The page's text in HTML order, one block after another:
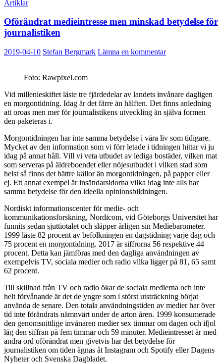
Artiklar
Oförändrat medieintresse men minskad betydelse för
journalistiken
2019-04-10 Stefan Bergmark Lämna en kommentar
Foto: Rawpixel.com
Vid millenieskiftet läste tre fjärdedelar av landets invånare dagligen
en morgontidning. Idag är det färre än hälften. Det finns anledning
att oroas men mer för journalistikens utveckling än själva formen
den paketeras i.
Morgontidningen har inte samma betydelse i våra liv som tidigare.
Mycket av den information som vi förr letade i tidningen hittar vi ju
idag på annat håll. Vill vi veta utbudet av lediga bostäder, vilken mat
som serveras på äldreboendet eller nöjesutbudet i vilken stad som
helst så finns det bättre källor än morgontidningen, på papper eller
ej. Ett annat exempel är insändarsidorna vilka idag inte alls har
samma betydelse för den ideella opinionsbildningen.
Nordiskt informationscenter för medie- och
kommunikationsforskning, Nordicom, vid Göteborgs Universitet har
funnits sedan sjuttiotalet och släpper årligen sin Mediebarometer.
1999 läste 82 procent av befolkningen en dagstidning varje dag och
75 procent en morgontidning. 2017 är siffrorna 56 respektive 44
procent. Detta kan jämföras med den dagliga användningen av
exempelvis TV, sociala medier och radio vilka ligger på 81, 65 samt
62 procent.
Till skillnad från TV och radio ökar de sociala medierna och inte
helt förvånande är det de yngre som i störst utsträckning börjat
använda de senare. Den totala användningstiden av medier har över
tid inte förändrats nämnvärt under de arton åren. 1999 konsumerade
den genomsnittlige invånaren medier sex timmar om dagen och ifjol
låg den siffran på fem timmar och 59 minuter. Medieintresset är med
andra ord oförändrat men givetvis har det betydelse för
journalistiken om tiden ägnas åt Instagram och Spotify eller Dagens
Nyheter och Svenska Dagbladet.